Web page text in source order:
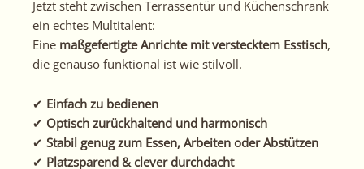
Jetzt steht zwischen Terrassentür und Küchenschrank
ein echtes Multitalent:
Eine maßgefertigte Anrichte mit verstecktem Esstisch,
die genauso funktional ist wie stilvoll.
✔ Einfach zu bedienen
✔ Optisch zurückhaltend und harmonisch
✔ Stabil genug zum Essen, Arbeiten oder Abstützen
✔ Platzsparend & clever durchdacht